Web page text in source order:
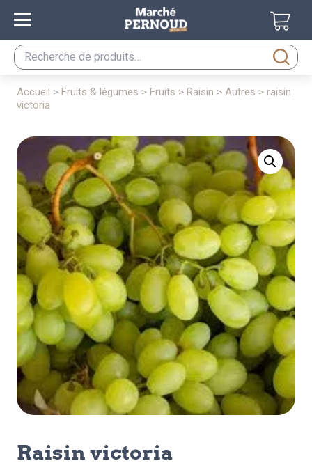
Recherche
pour :
accueil > fruits & légumes > fruits > raisin > autres > raisin
victoria
raisin victoria